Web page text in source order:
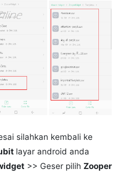
silahkan kembali ke
layar android anda
>> Geser pilih Zooper